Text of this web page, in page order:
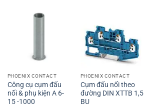
PHOENIX CONTACT
Công cụ cụm đấu
nối & phụ kiện A 6-
15 -1000
PHOENIX CONTACT
Cụm đấu nối theo
đường DIN XTTB 1,5
BU